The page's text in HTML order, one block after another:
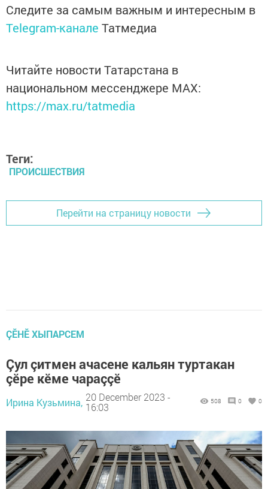
Следите за самым важным и интересным в
Telegram-канале Татмедиа
Читайте новости Татарстана в
национальном мессенджере MАХ:
https://max.ru/tatmedia
Теги:
ПРОИСШЕСТВИЯ
Перейти на страницу новости
ÇӖНӖ ХЫПАРСЕМ
Çул çитмен ачасене кальян туртакан
çӗре кӗме чараççӗ
Ирина Кузьмина, 20 December 2023 -
16:03
508 0 0